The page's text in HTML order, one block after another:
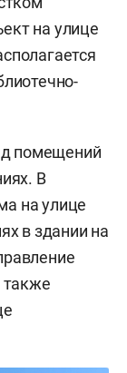
на улице
помещений
В
на улице
в здании на
также